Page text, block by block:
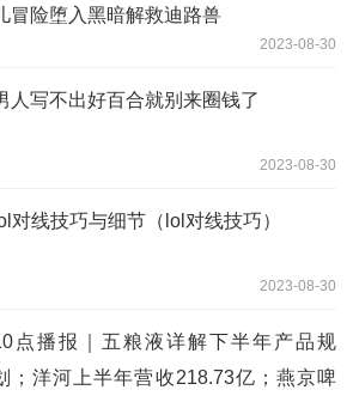
冒险堕入黑暗解救迪路兽
2023-08-30
人写不出好百合就别来圈钱了
2023-08-30
对线技巧与细节（lol对线技巧）
2023-08-30
点播报｜五粮液详解下半年产品规
；洋河上半年营收218.73亿；燕京啤